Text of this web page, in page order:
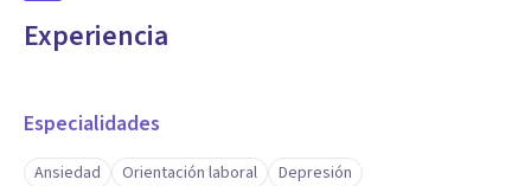
Experiencia
Especialidades
Ansiedad Orientación laboral
Depresión